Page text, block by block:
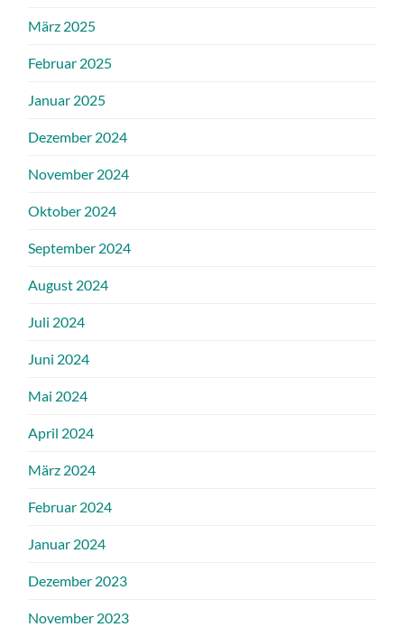
März 2025
Februar 2025
Januar 2025
Dezember 2024
November 2024
Oktober 2024
September 2024
August 2024
Juli 2024
Juni 2024
Mai 2024
April 2024
März 2024
Februar 2024
Januar 2024
Dezember 2023
November 2023